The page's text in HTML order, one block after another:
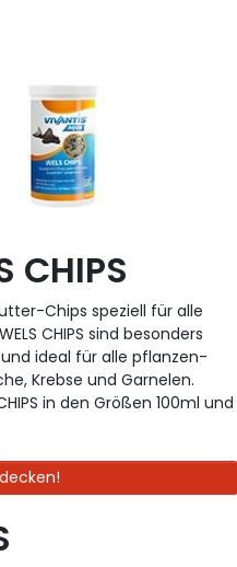
CHIPS
Chips speziell für alle
CHIPS sind besonders
ideal für alle pflanzen-
Krebse und Garnelen.
in den Größen 100ml und